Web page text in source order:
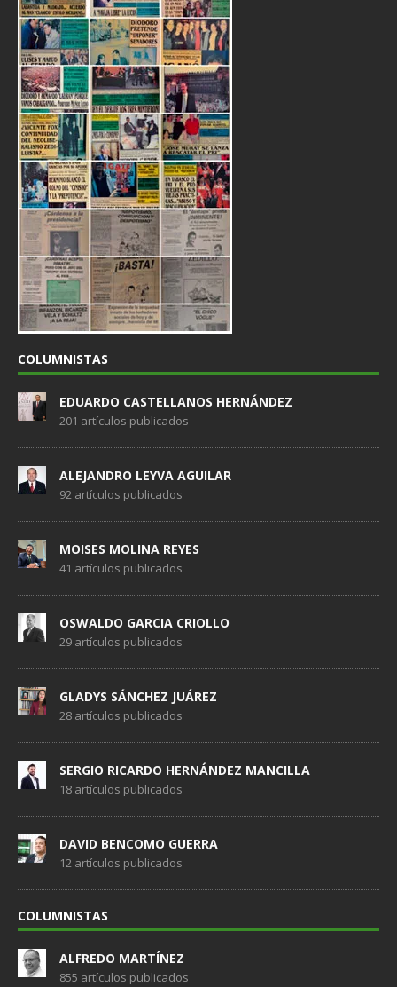
COLUMNISTAS
EDUARDO CASTELLANOS HERNÁNDEZ
201 artículos publicados
ALEJANDRO LEYVA AGUILAR
92 artículos publicados
MOISES MOLINA REYES
41 artículos publicados
OSWALDO GARCIA CRIOLLO
29 artículos publicados
GLADYS SÁNCHEZ JUÁREZ
28 artículos publicados
SERGIO RICARDO HERNÁNDEZ MANCILLA
18 artículos publicados
DAVID BENCOMO GUERRA
12 artículos publicados
COLUMNISTAS
ALFREDO MARTÍNEZ
855 artículos publicados